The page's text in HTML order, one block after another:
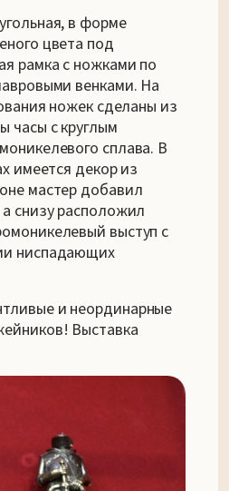
в форме
цвета под
рамка с ножками по
венками. На
ножек сделаны из
часы с круглым
сплава. В
имеется декор из
мастер добавил
снизу расположил
выступ с
ниспадающих
и неординарные
Выставка